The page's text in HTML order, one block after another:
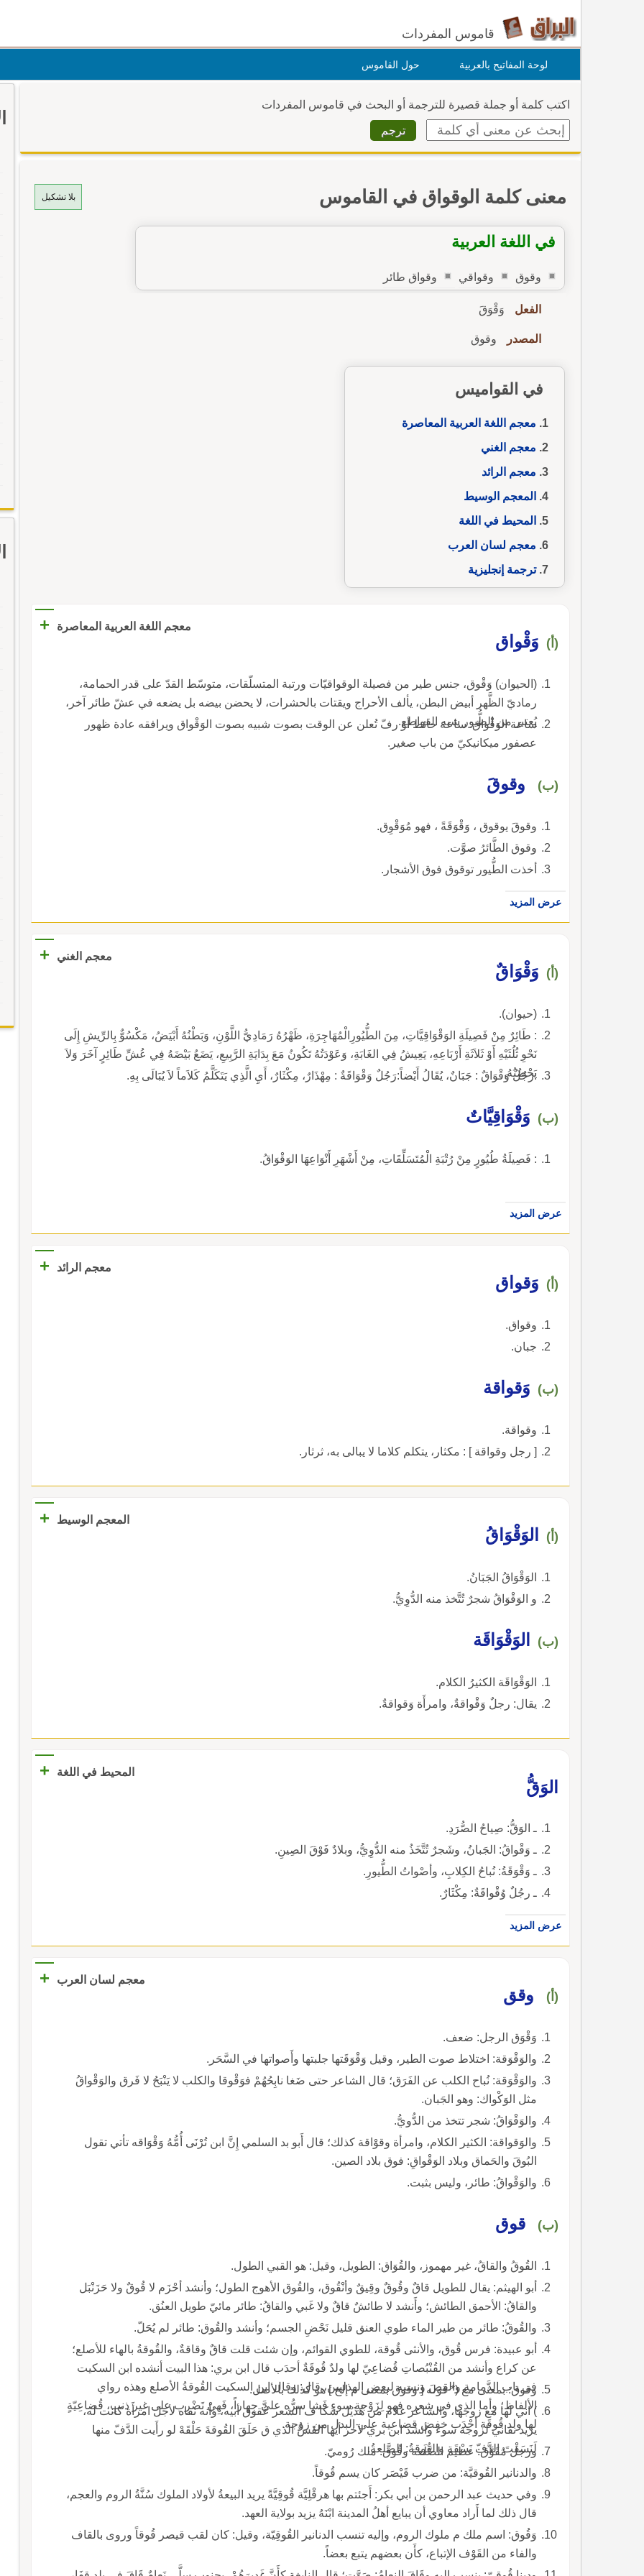
قاموس المفردات
لوحة المفاتيح بالعربية حول القاموس
اكتب كلمة أو جملة قصيرة للترجمة أو البحث في قاموس المفردات
بلا تشكيل معنى كلمة الوقواق في القاموس
في اللغة العربية
وقوق وقواقي وقواق طائر
الفعل وَقْوَقَ
المصدر وقوق
في القواميس
معجم اللغة العربية المعاصرة
معجم الغني
معجم الرائد
المعجم الوسيط
المحيط في اللغة
معجم لسان العرب
ترجمة إنجليزية
معجم اللغة العربية المعاصرة +
(أ) وَقْواق
(الحيوان) وَقْوق، جنس طير من فصيلة الوقواقيّات ورتبة المتسلّقات، متوسّط القدّ على قدر الحمامة،
رماديّ الظَّهر أبيض البطن، يألف الأحراج ويقتات بالحشرات، لا يحضن بيضه بل يضعه في عشّ طائر آخر،
يُعتبر من الطُّيور شبه القواطع.
ساعة الوَقْواق: ساعة حائط أو رفّ تُعلن عن الوقت بصوت شبيه بصوت الوَقْواق ويرافقه عادة ظهور
عصفور ميكانيكيّ من باب صغير.
(ب) وقوقَ
وقوقَ يوقوق ، وَقْوَقَةً ، فهو مُوَقْوِق.
وقوق الطَّائرُ صوَّت.
أخذت الطُّيور توقوق فوق الأشجار.
عرض المزيد
معجم الغني +
(أ) وَقْوَاقٌ
(حيوان).
: طَائِرٌ مِنْ فَصِيلَةِ الوَقْوَاقِيَّاتِ، مِنَ الطُّيُورِالْمُهَاجِرَةِ، ظَهْرُهُ رَمَادِيُّ اللَّوْنِ، وَبَطْنُهُ أَبْيَضُ، مَكْسُوٌّ بِالرِّيشِ إِلَى
نَحْوِ ثُلُثَيْهِ أَوْ ثَلاَثَةِ أَرْبَاعِهِ، يَعِيشُ فِي الغَابَةِ، وَعَوْدَتُهُ تَكُونُ مَعَ بِدَايَةِ الرَّبِيعِ، يَضَعُ بَيْضَهُ فِي عُشِّ طَائِرٍ آخَرَ وَلاَ
يَحْضُنُهُ.
:رَجُلٌ وَقْوَاقٌ : جَبَانٌ، يُقَالُ أَيْضاً:رَجُلٌ وَقْوَاقَةٌ : مِهْذَارٌ، مِكْثَارٌ، أَيِ الَّذِي يَتَكَلَّمُ كَلاَماً لاَ يُبَالَى بِهِ.
(ب) وَقْوَاقِيَّاتٌ
: فَصِيلَةُ طُيُورٍ مِنْ رُتْبَةِ الْمُتَسَلِّقَاتِ، مِنْ أَشْهَرِ أَنْوَاعِهَا الوَقْوَاقُ.
عرض المزيد
معجم الرائد +
(أ) وَقواق
وقواق.
جبان.
(ب) وَقواقة
وقواقة.
[ رجل وقواقة ] : مكثار، يتكلم كلاما لا يبالى به، ثرثار.
المعجم الوسيط +
(أ) الوَقْوَاقُ
الوَقْوَاقُ الجَبَانُ.
و الوَقْوَاقُ شجرٌ تُتَّخذ منه الدُّوِيُّ.
(ب) الوَقْوَاقَة
الوَقْوَاقَة الكثيرُ الكلام.
يقال: رجلٌ وَقْواقةٌ، وامرأَة وَقواقةٌ.
المحيط في اللغة
+
الوَقُّ
ـ الوَقُّ: صِياحُ الصُّرَدِ.
ـ وَقْواقُ: الجَبانُ، وشَجرٌ تُتَّخَذُ منه الدُّوِيُّ، وبلادٌ فَوْقَ الصِينِ.
ـ وَقْوَقَةُ: نُباحُ الكِلابِ، وأصْواتُ الطُّيورِ.
ـ رجُلٌ وُقْواقَةٌ: مِكْثَارٌ.
عرض المزيد
معجم لسان العرب +
(أ) وقق
وَقْوَق الرجل: ضعف.
والوَقْوَقة: اختلاط صوت الطير، وقيل وَقْوَقَتها جلبتها وأَصواتها في السَّحَر.
والوَقْوَقة: نُباح الكلب عن الفَرَق؛ قال الشاعر حتى ضَغا نابِحُهُمْ فوَقْوقا والكلب لا يَنْبَحُ لا فَرق والوَقْواقُ
مثل الوَكْواك: وهو الجَبان.
والوَقْوَاقُ: شجر تتخذ من الدُّويُّ.
والوَقواقة: الكثير الكلام، وامرأة وقوْاقة كذلك؛ قال أَبو بد السلمي إِنَّ ابن تُرْنَى أُمُّهُ وَقْوَاقه تأتي تقول
البُوقَ والحَماق وبلاد الوَقْواقِ: فوق بلاد الصين.
والوَقْواقُ: طائر، وليس بثبت.
(ب) قوق
القُوقُ والقاقُ، غير مهموز، والقُوَاق: الطويل، وقيل: هو القبي الطول.
أبو الهيثم: يقال للطويل قاقٌ وقُوقٌ وقِيقٌ وأنْقُوق، والقُوق الأهوج الطول؛ وأنشد أحْزَم لا قُوقٌ ولا حَزَنْبَل
والقاقُ: الأحمق الطائش؛ وأَنشد لا طائشٌ قاقٌ ولا غَبي والقاقُ: طائر مائيّ طويل العنُق.
والقُوقُ: طائر من طير الماء طوي العنق قليل نَحْضِ الجسم؛ وأنشد والقُوق: طائر لم يُحَلّ.
أبو عبيدة: فرس قُوق، والأنثى قُوقة، للطوي القوائم، وإن شئت قلت قاقٌ وقاقةٌ، والقُوقةُ بالهاء للأصلع؛
عن كراع وأنشد من القُنْبُصاتِ قُضاعِيّ لها ولدٌ قُوقَةٌ أحدَب قال ابن بري: هذا البيت أنشده ابن السكيت
في باب الدَّمامةِ والقِصَ ونسبه لبعض الهذليين، قال: وقال ابن السكيت القُوقةُ الأصلع وهذه رواي
الألفاظ؛ وأما الذي في شعره فهو لِزَوْجةِ سوءٍ فَشا سرُّه عليَّ جِهاراً، فَهِيْ تَضْرِب على غير ذنبٍ، قُضاعِيّةٍ
لها ولد قُوقَة أحْدَب خفض قضاعية على البدل من زوجة.
وقوق: بمعنى مع (* قوله [ وقوق بمعنى م إلخ ] هو كذلك بالأصل.
) اني لها مع زوجها، والشاعر غلام من هُذَيْل شكا ف الشعر عُقوق أبيه، وأنه نفاه لأجل امرأَة كانت له،
يريد نفاني لزوجة سوء وأنشد ابن بري لآخر أيها القَسُّ الذي ق حَلَقَ القُوقةَ حَلْقَهْ لو رأَيت الدَّفّ منها
لَنَسَقْتَ الدَّفّ نَسْقَة والقُوقةُ: الصَّلعةُ.
ورجل مُقَوَّق: عظيم الصَّلَعة وقُوق: ملك رُوميّ.
والدنانير القُوقيَّة: من ضرب قَيْصَر كان يسم قُوقاً.
وفي حديث عبد الرحمن بن أبي بكر: أَجئتم بها هرقْلِيَّة قُوقِيَّةً يريد البيعةُ لأولاد الملوك سُنَّةُ الروم والعجم،
قال ذلك لما أَراد معاوي أن يبايع أهلُ المدينة ابْنَهُ يزيد بولاية العهد.
وَقُوق: اسم ملك م ملوك الروم، وإليه تنسب الدنانير القُوقِيّة، وقيل: كان لقب قيصر قُوقاً وروى بالقاف
والفاء من القَوْف الإتباع، كأَن بعضهم يتبع بعضاً.